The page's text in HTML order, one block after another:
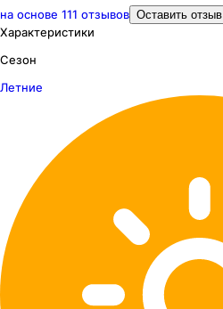
на основе 111 отзывов Оставить отзыв
Характеристики
Сезон
Летние